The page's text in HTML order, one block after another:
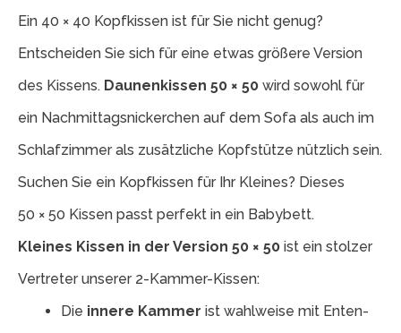
Ein 40 × 40 Kopfkissen ist für Sie nicht genug?
Entscheiden Sie sich für eine etwas größere Version
des Kissens. Daunenkissen 50 × 50 wird sowohl für
ein Nachmittagsnickerchen auf dem Sofa als auch im
Schlafzimmer als zusätzliche Kopfstütze nützlich sein.
Suchen Sie ein Kopfkissen für Ihr Kleines? Dieses
50 × 50 Kissen passt perfekt in ein Babybett.
Kleines Kissen in der Version 50 × 50 ist ein stolzer
Vertreter unserer 2-Kammer-Kissen:
Die innere Kammer ist wahlweise mit Enten-